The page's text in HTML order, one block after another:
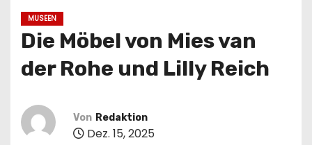
MUSEEN
Die Möbel von Mies van
der Rohe und Lilly Reich
Von Redaktion
Dez. 15, 2025